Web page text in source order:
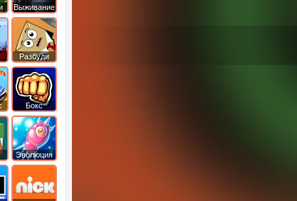
Выживание
Разбуди
коробку
Бокс
Эволюция